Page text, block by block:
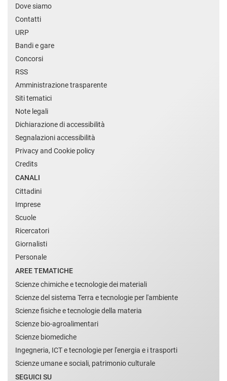
Dove siamo
Contatti
URP
Bandi e gare
Concorsi
RSS
Amministrazione trasparente
Siti tematici
Note legali
Dichiarazione di accessibilità
Segnalazioni accessibilità
Privacy and Cookie policy
Credits
CANALI
Cittadini
Imprese
Scuole
Ricercatori
Giornalisti
Personale
AREE TEMATICHE
Scienze chimiche e tecnologie dei materiali
Scienze del sistema Terra e tecnologie per l'ambiente
Scienze fisiche e tecnologie della materia
Scienze bio-agroalimentari
Scienze biomediche
Ingegneria, ICT e tecnologie per l'energia e i trasporti
Scienze umane e sociali, patrimonio culturale
SEGUICI SU